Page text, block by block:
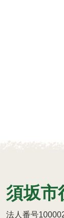
須坂市
法人番号